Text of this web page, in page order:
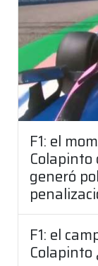
F1: el
generó
F1: el
Colapinto